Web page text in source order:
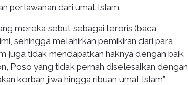
perlawanan dari umat Islam.
mereka sebut sebagai teroris (baca
sehingga melahirkan pemikiran dari para
juga tidak mendapatkan haknya dengan baik
Poso yang tidak pernah diselesaikan dengan
korban jiwa hingga ribuan umat Islam”,